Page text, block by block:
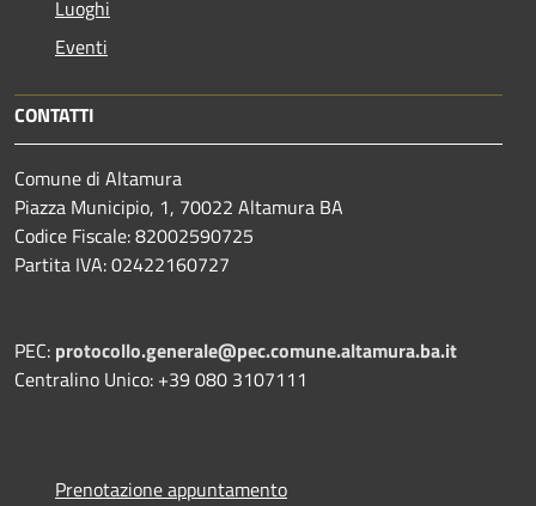
Luoghi
Eventi
CONTATTI
Comune di Altamura
Piazza Municipio, 1, 70022 Altamura BA
Codice Fiscale: 82002590725
Partita IVA: 02422160727
PEC: protocollo.generale@pec.comune.altamura.ba.it
Centralino Unico: +39 080 3107111
Prenotazione appuntamento